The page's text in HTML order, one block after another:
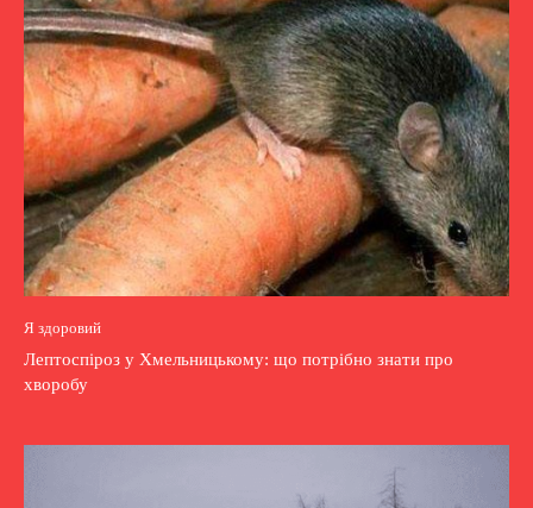
Я здоровий
Лептоспіроз у Хмельницькому: що потрібно знати про
хворобу